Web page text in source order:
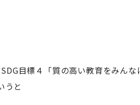
目標４「質の高い教育をみん
うと